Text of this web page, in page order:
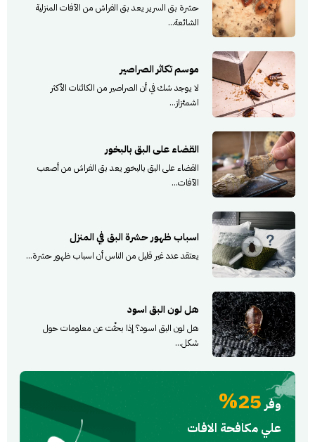
حشرة بق السرير يعد بق الفراش من الآفات المنزلية
الشائعة...
موسم تكاثر الصراصير
لا يوجد شك في أن الصراصير من الكائنات الأكثر
اشمئزاز...
القضاء على البق بالبخور
القضاء على البق بالبخور يعد بق الفراش من أصعب
الآفات...
اسباب ظهور حشرة البق في المنزل
يعتقد عدد غير قليل من الناس أن اسباب ظهور حشرة...
هل لون البق اسود
هل لون البق اسود؟ إذا بحثْت عن معلومات حول
شكل...
وفر25%
علي مكافحة الافات